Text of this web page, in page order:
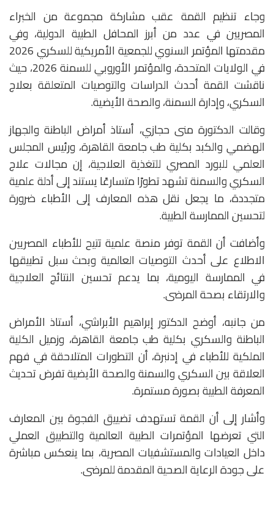
وجاء تنظيم القمة عقب مشاركة مجموعة من الخبراء
المصريين في عدد من أبرز المحافل الطبية الدولية، وفي
مقدمتها المؤتمر السنوي للجمعية الأمريكية للسكري 2026
في الولايات المتحدة، والمؤتمر الأوروبي للسمنة 2026، حيث
ناقشت القمة أحدث الدراسات والتوصيات المتعلقة بعلاج
السكري، وإدارة السمنة، والصحة الأيضية.
وقالت الدكتورة منى حجازي، أستاذ أمراض الباطنة والجهاز
الهضمي والكبد بكلية طب جامعة القاهرة، ورئيس المجلس
العلمي للبورد المصري للتغذية العلاجية، إن مجالات علاج
السكري والسمنة تشهد تطورًا متسارعًا يستند إلى أدلة علمية
متجددة، ما يجعل نقل هذه المعارف إلى الأطباء ضرورة
لتحسين الممارسة الطبية.
وأضافت أن القمة توفر منصة علمية تتيح للأطباء المصريين
الاطلاع على أحدث التوصيات العالمية وبحث سبل تطبيقها
في الممارسة اليومية، بما يدعم تحسين النتائج العلاجية
والارتقاء بصحة المرضى.
من جانبه، أوضح الدكتور إبراهيم الأبراشي، أستاذ الأمراض
الباطنة والسكري بكلية طب جامعة القاهرة، وزميل الكلية
الملكية للأطباء في إدنبرة، أن التطورات المتلاحقة في فهم
العلاقة بين السكري والسمنة والصحة الأيضية تفرض تحديث
المعرفة الطبية بصورة مستمرة.
وأشار إلى أن القمة تستهدف تضييق الفجوة بين المعارف
التي تعرضها المؤتمرات الطبية العالمية والتطبيق العملي
داخل العيادات والمستشفيات المصرية، بما ينعكس مباشرة
على جودة الرعاية الصحية المقدمة للمرضى.